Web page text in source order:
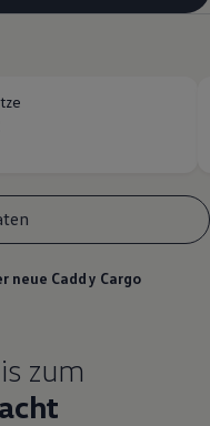
neue Caddy Cargo
zum